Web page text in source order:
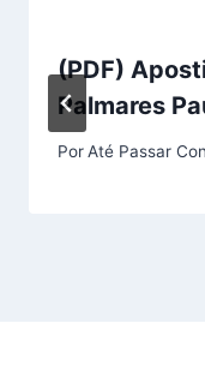
(PDF)
Palmares
PorAté Passar